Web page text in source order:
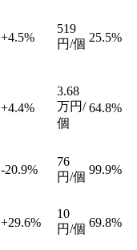
+4.5%
519
円/個 25.5%
+4.4%
3.68
万円/
個
64.8%
-20.9%
76
円/個
99.9%
+29.6%
10
円/個 69.8%